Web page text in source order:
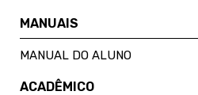
MANUAIS
MANUAL DO ALUNO
ACADÊMICO